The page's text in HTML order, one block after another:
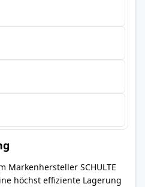
Markenhersteller SCHULTE
höchst effiziente Lagerung